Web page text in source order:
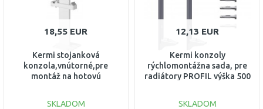
18,55 EUR
Kermi stojanková
konzola,vnútorné,pre
montáž na hotovú
SKLADOM
12,13 EUR
Kermi konzoly
rýchlomontážna sada, pre
radiátory PROFIL výška 500
SKLADOM